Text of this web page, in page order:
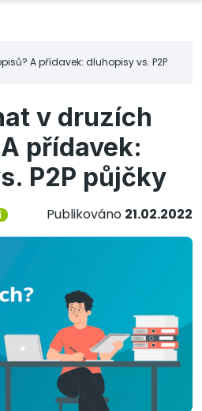
A přídavek: dluhopisy vs. P2P
v druzích
přídavek:
P2P půjčky
Publikováno 21.02.2022